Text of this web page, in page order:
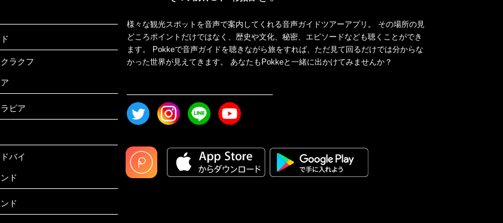
クラクフ
ビア
ドバイ
ド
ド
様々な観光スポットを音声で案内してくれる音声ガイドツアーアプリ。 その場所の見
どころポイントだけではなく、歴史や文化、秘密、エピソードなども聴くことができ
ます。 Pokkeで音声ガイドを聴きながら旅をすれば、ただ見て回るだけでは分からな
かった世界が見えてきます。 あなたもPokkeと一緒に出かけてみませんか？